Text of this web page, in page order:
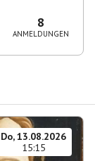
8
ANMELDUNGEN
Do, 13.08.2026
15:15